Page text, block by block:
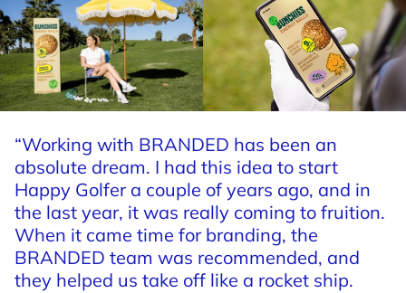
“Working with BRANDED has been an
absolute dream. I had this idea to start
Happy Golfer a couple of years ago, and in
the last year, it was really coming to fruition.
When it came time for branding, the
BRANDED team was recommended, and
they helped us take off like a rocket ship.